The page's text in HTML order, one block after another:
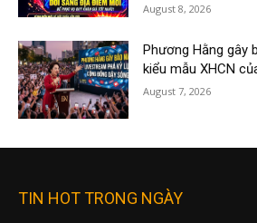
August 8, 2026
Phương Hằng gây
kiểu mẫu XHCN
August 7, 2026
TIN HOT TRONG NGÀY